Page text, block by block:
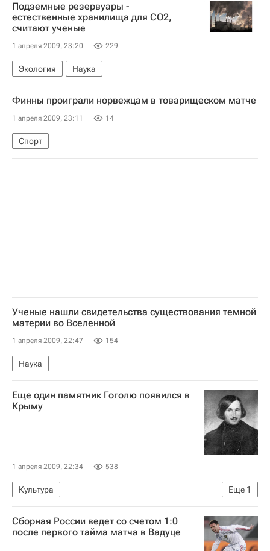
Подземные резервуары -
естественные хранилища для CO2,
считают ученые
1 апреля 2009, 23:20 229
Экология Наука
Финны проиграли норвежцам в товарищеском матче
1 апреля 2009, 23:11 14
Спорт
Ученые нашли свидетельства существования темной
материи во Вселенной
1 апреля 2009, 22:47 154
Наука
Еще один памятник Гоголю появился в
Крыму
1 апреля 2009, 22:34 538
Еще 1
Культура
Празднование 200-летия со дня рождения Николая Гоголя
Сборная России ведет со счетом 1:0
после первого тайма матча в Вадуце